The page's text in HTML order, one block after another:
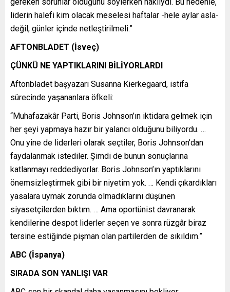
liderin halefi kim olacak meselesi haftalar -hele aylar asla-
değil, günler içinde netleştirilmeli.”
AFTONBLADET (İsveç)
ÇÜNKÜ NE YAPTIKLARINI BİLİYORLARDI
Aftonbladet başyazarı Susanna Kierkegaard, istifa
sürecinde yaşananlara öfkeli:
“Muhafazakâr Parti, Boris Johnson’ın iktidara gelmek için
her şeyi yapmaya hazır bir yalancı olduğunu biliyordu. …
Onu yine de liderleri olarak seçtiler, Boris Johnson’dan
faydalanmak istediler. Şimdi de bunun sonuçlarına
katlanmayı reddediyorlar. Boris Johnson’ın yaptıklarını
önemsizleştirmek gibi bir niyetim yok. … Kendi çıkardıkları
yasalara uymak zorunda olmadıklarını düşünen
siyasetçilerden bıktım. … Ama oportünist davranarak
kendilerine despot liderler seçen ve sonra rüzgâr biraz
tersine estiğinde pişman olan partilerden de sıkıldım.”
ABC (İspanya)
SIRADA SON YANLIŞI VAR